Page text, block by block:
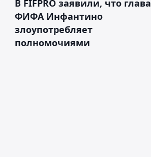
В FIFPRO заявили, что глава
ФИФА Инфантино
злоупотребляет
полномочиями